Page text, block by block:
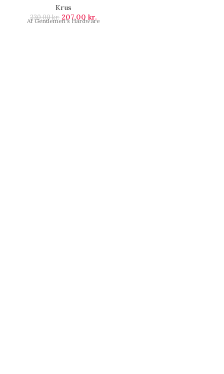
Krus
230,00kr. 207,00 kr.
Af Gentlemen's Hardware